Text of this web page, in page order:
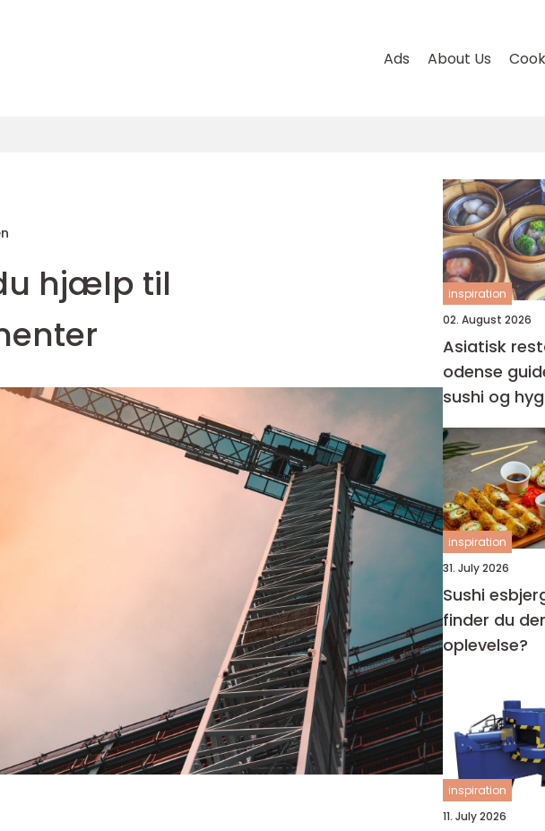
Ads About Us
hjælp til
inspiration
02. August 2026
Asiatisk
odense guide til buffet,
sushi og
rammer
inspiration
31. July 2026
Sushi
finder du
oplevelse?
inspiration
11. July 2026